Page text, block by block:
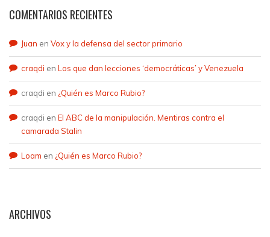
COMENTARIOS RECIENTES
Juan en Vox y la defensa del sector primario
craqdi en Los que dan lecciones ‘democráticas’ y Venezuela
craqdi en ¿Quién es Marco Rubio?
craqdi en El ABC de la manipulación. Mentiras contra el
camarada Stalin
Loam en ¿Quién es Marco Rubio?
ARCHIVOS